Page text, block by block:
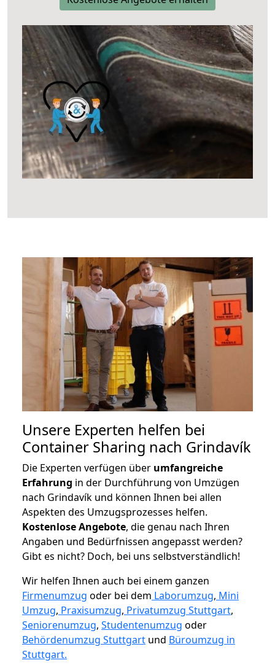
Unsere Experten helfen bei
Container Sharing nach Grindavík
Die Experten verfügen über umfangreiche
Erfahrung in der Durchführung von Umzügen
nach Grindavík und können Ihnen bei allen
Aspekten des Umzugsprozesses helfen.
Kostenlose Angebote, die genau nach Ihren
Angaben und Bedürfnissen angepasst werden?
Gibt es nicht? Doch, bei uns selbstverständlich!
Wir helfen Ihnen auch bei einem ganzen
Firmenumzug oder bei dem Laborumzug, Mini
Umzug, Praxisumzug, Privatumzug Stuttgart,
Seniorenumzug, Studentenumzug oder
Behördenumzug Stuttgart und Büroumzug in
Stuttgart.